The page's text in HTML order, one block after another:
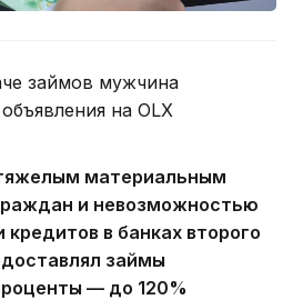
займов мужчина
на OLX
материальным
и невозможностью
кредитов в банках второго
займы
— до 120%